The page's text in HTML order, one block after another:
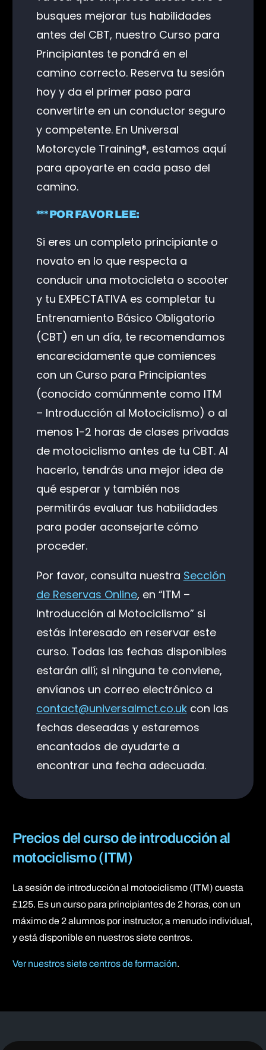
busques mejorar tus habilidades
antes del CBT, nuestro Curso para
Principiantes te pondrá en el
camino correcto. Reserva tu sesión
hoy y da el primer paso para
convertirte en un conductor seguro
y competente. En Universal
Motorcycle Training®, estamos aquí
para apoyarte en cada paso del
camino.
*** POR FAVOR LEE:
Si eres un completo principiante o
novato en lo que respecta a
conducir una motocicleta o scooter
y tu EXPECTATIVA es completar tu
Entrenamiento Básico Obligatorio
(CBT) en un día, te recomendamos
encarecidamente que comiences
con un Curso para Principiantes
(conocido comúnmente como ITM
– Introducción al Motociclismo) o al
menos 1-2 horas de clases privadas
de motociclismo antes de tu CBT. Al
hacerlo, tendrás una mejor idea de
qué esperar y también nos
permitirás evaluar tus habilidades
para poder aconsejarte cómo
proceder.
Por favor, consulta nuestra Sección
de Reservas Online, en “ITM –
Introducción al Motociclismo” si
estás interesado en reservar este
curso. Todas las fechas disponibles
estarán allí; si ninguna te conviene,
envíanos un correo electrónico a
contact@universalmct.co.ukcon las
fechas deseadas y estaremos
encantados de ayudarte a
encontrar una fecha adecuada.
Precios del curso de introducción al
motociclismo (ITM)
La sesión de introducción al motociclismo (ITM) cuesta
£125. Es un curso para principiantes de 2 horas, con un
máximo de 2 alumnos por instructor, a menudo individual,
y está disponible en nuestros siete centros.
Ver nuestros siete centros de formación.